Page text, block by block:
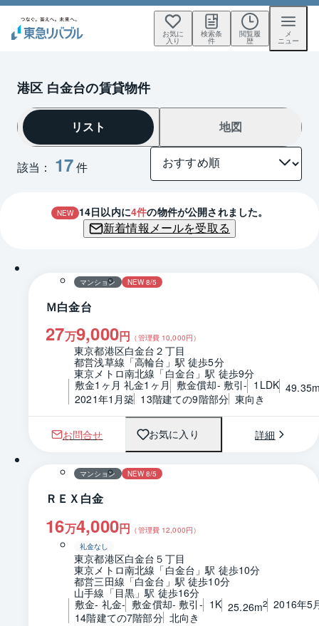
お気に
入り
検索条
件
閲覧履
歴
メ
ニュー
港区 白金台の賃貸物件
該当： 17件
リスト 地図
NEW 14日以内に4件の物件が公開されました。
新着情報メールを受取る
マンション NEW 8/5
Ｍ白金台
27万9,000円 （管理費 10,000円）
東京都港区白金台２丁目
都営浅草線「高輪台」駅 徒歩5分
東京メトロ南北線「白金台」駅 徒歩9分
敷金1ヶ月 礼金1ヶ月 敷金償却- 敷引- 1LDK
2021年1月築 13階建ての9階部分 東向き
お問合せ お気に入り 詳細
1 / 0 間取り
マンション NEW 8/5
ＲＥＸ白金
16万4,000円 （管理費 12,000円）
礼金なし
東京都港区白金台５丁目
東京メトロ南北線「白金台」駅 徒歩10分
都営三田線「白金台」駅 徒歩10分
山手線「目黒」駅 徒歩16分
敷金- 礼金- 敷金償却- 敷引- 1K 25.26m2 2016年5
14階建ての7階部分 北向き